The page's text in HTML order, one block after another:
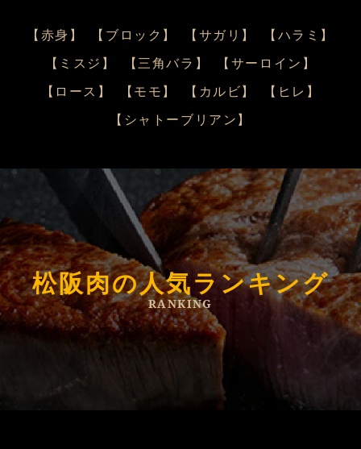
【赤身】 【ブロック】 【サガリ】 【ハラミ】
【ミスジ】 【三角バラ】 【サーロイン】
【ロース】 【モモ】 【カルビ】 【ヒレ】
【シャトーブリアン】
松阪肉の人気ランキング
RANKING